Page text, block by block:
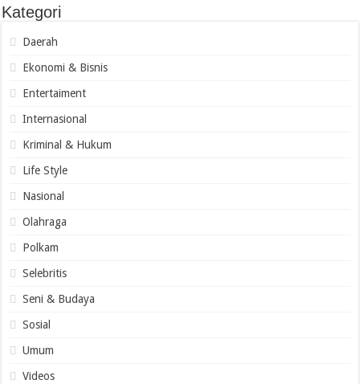
Kategori
Daerah
Ekonomi & Bisnis
Entertaiment
Internasional
Kriminal & Hukum
Life Style
Nasional
Olahraga
Polkam
Selebritis
Seni & Budaya
Sosial
Umum
Videos